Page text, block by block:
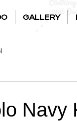
GALLERY
Navy